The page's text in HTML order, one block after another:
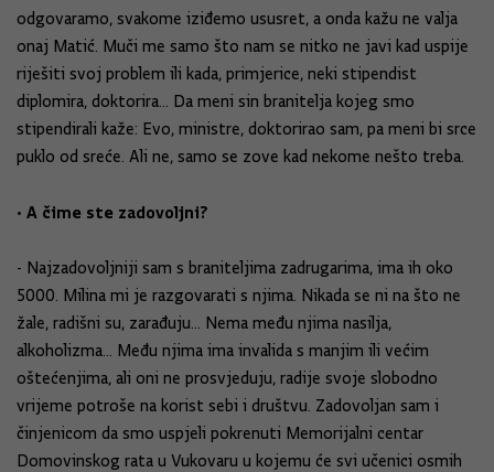
odgovaramo, svakome iziđemo ususret, a onda kažu ne valja
onaj Matić. Muči me samo što nam se nitko ne javi kad uspije
riješiti svoj problem ili kada, primjerice, neki stipendist
diplomira, doktorira... Da meni sin branitelja kojeg smo
stipendirali kaže: Evo, ministre, doktorirao sam, pa meni bi srce
puklo od sreće. Ali ne, samo se zove kad nekome nešto treba.
• A čime ste zadovoljni?
- Najzadovoljniji sam s braniteljima zadrugarima, ima ih oko
5000. Milina mi je razgovarati s njima. Nikada se ni na što ne
žale, radišni su, zarađuju... Nema među njima nasilja,
alkoholizma... Među njima ima invalida s manjim ili većim
oštećenjima, ali oni ne prosvjeduju, radije svoje slobodno
vrijeme potroše na korist sebi i društvu. Zadovoljan sam i
činjenicom da smo uspjeli pokrenuti Memorijalni centar
Domovinskog rata u Vukovaru u kojemu će svi učenici osmih